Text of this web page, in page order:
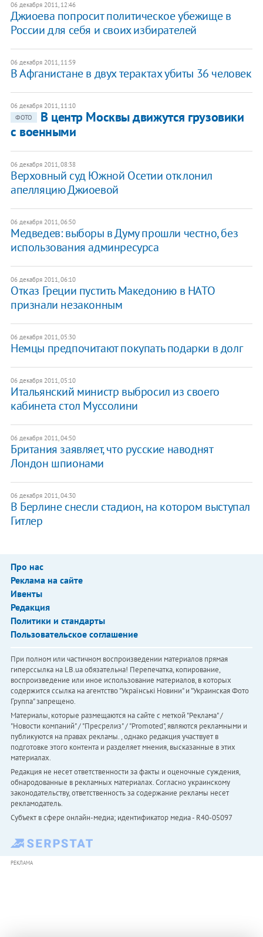
06 декабря 2011, 12:46
Джиоева попросит политическое убежище в
России для себя и своих избирателей
06 декабря 2011, 11:59
В Афганистане в двух терактах убиты 36 человек
06 декабря 2011, 11:10
ФОТО
В центр Москвы движутся грузовики
с военными
06 декабря 2011, 08:38
Верховный суд Южной Осетии отклонил
апелляцию Джиоевой
06 декабря 2011, 06:50
Медведев: выборы в Думу прошли честно, без
использования админресурса
06 декабря 2011, 06:10
Отказ Греции пустить Македонию в НАТО
признали незаконным
06 декабря 2011, 05:30
Немцы предпочитают покупать подарки в долг
06 декабря 2011, 05:10
Итальянский министр выбросил из своего
кабинета стол Муссолини
06 декабря 2011, 04:50
Британия заявляет, что русские наводнят
Лондон шпионами
06 декабря 2011, 04:30
В Берлине снесли стадион, на котором выступал
Гитлер
Про нас
Реклама на сайте
Ивенты
Редакция
Политики и стандарты
Пользовательское соглашение
При полном или частичном воспроизведении материалов прямая
гиперссылка на LB.ua обязательна! Перепечатка, копирование,
воспроизведение или иное использование материалов, в которых
содержится ссылка на агентство "Українськi Новини" и "Украинская Фото
Группа" запрещено.
Материалы, которые размещаются на сайте с меткой "Реклама" /
"Новости компаний" / "Пресрелиз" / "Promoted", являются рекламными и
публикуются на правах рекламы. , однако редакция участвует в
подготовке этого контента и разделяет мнения, высказанные в этих
материалах.
Редакция не несет ответственности за факты и оценочные суждения,
обнародованные в рекламных материалах. Согласно украинскому
законодательству, ответственность за содержание рекламы несет
рекламодатель.
Субъект в сфере онлайн-медиа; идентификатор медиа - R40-05097
РЕКЛАМА